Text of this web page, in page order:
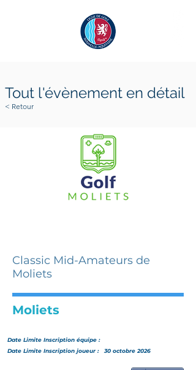
Classic Mid-Amateurs de
Moliets
Moliets
Date Limite Inscription équipe :
Date Limite Inscription joueur :
30 octobre 2026
Tout l'évènement en détail
< Retour